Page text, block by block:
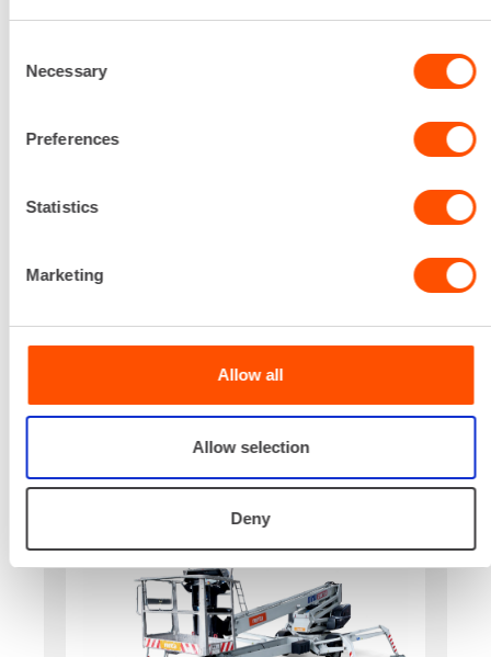
Selection
Necessary
Preferences
Statistics
Marketing
Allow all
Allow selection
Deny
2,30 m
1,95 m
Lavakoko
Lataa lisää
HINATTAVA PUOMINOSTIN,
LAVAKORKEUS 19-22 M